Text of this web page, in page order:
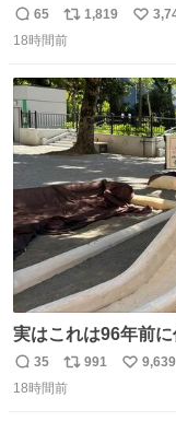
しが決まり、どうし
引き取り手を探しております この2つは
さで亡くなりまし
りました 続く↓
返
信
65
リ
ポ
ト
数
1,819
い
数
18時間前
実はこれは96年前
返
信
35
リ
ポ
991
い
9,639
18時間前